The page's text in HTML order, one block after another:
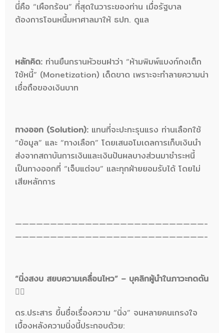
นี่คือ “เผือกร้อน” ที่สุดในวาระของท่าน เมื่อรัฐบาล
ต้องการโอนหนี้มหาศาลมาให้ ธปท. ดูแล
หลักคิด: ท่านยืนกรานหัวชนฝาว่า “ห้ามพิมพ์แบงก์กงเต็ก
ใช้หนี้” (Monetization) เด็ดขาด เพราะจะทำลายความน่า
เชื่อถือของเงินบาท
ทางออก (Solution): แทนที่จะปะทะรุนแรง ท่านเลือกใช้
“ข้อมูล” และ “ทางเลือก” โดยเสนอโมเดลการเก็บเงินนำ
ส่งจากสถาบันการเงินและเงินปันผลบางส่วนมาชำระหนี้
เป็นทางออกที่ “เจ็บแต่จบ” และทุกฝ่ายยอมรับได้ โดยไม่
เสียหลักการ
———————————————————————————-
———————————————————————————-
“นิ่งสงบ สยบความเคลื่อนไหว” – บุคลิกผู้นำในภาวะกดดัน
🧘‍♂️
ดร.ประสาร ขึ้นชื่อเรื่องความ “นิ่ง” จนหลายคนเกรงใจ
เบื้องหลังความนิ่งนี้ประกอบด้วย: